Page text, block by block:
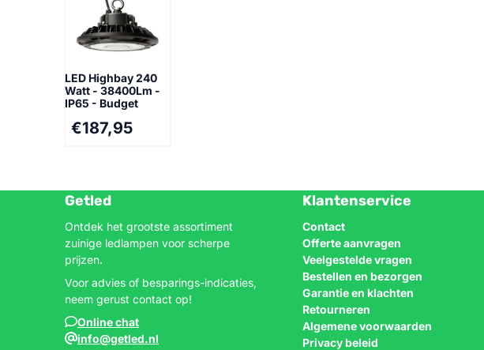
LED Highbay 240
Watt - 38400Lm -
IP65 - Budget
€187,95
Getled
Ontdek het grootste assortiment
zuinige ledlampen voor scherpe
prijzen.
Voor advies of besparings-indicaties,
neem gerust contact op!
Online chat
info@getled.nl
Klantenservice
Contact
Offerte aanvragen
Veelgestelde vragen
Bestellen en bezorgen
Garantie en klachten
Retourneren
Algemene voorwaarden
Privacy beleid